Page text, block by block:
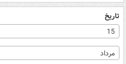
تاریخ
15
مرداد